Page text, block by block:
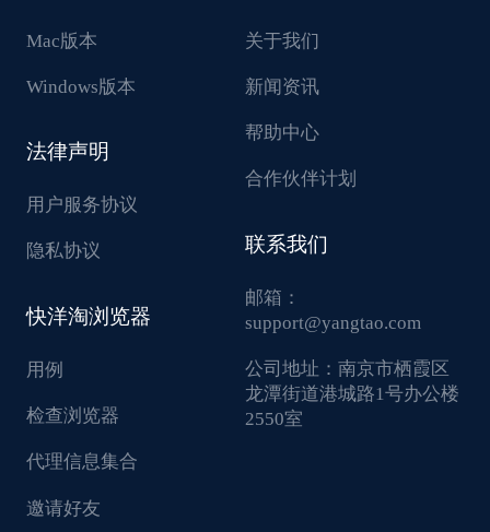
Mac版本
Windows版本
法律声明
用户服务协议
隐私协议
快洋淘浏览器
用例
检查浏览器
代理信息集合
邀请好友
关于我们
新闻资讯
帮助中心
合作伙伴计划
联系我们
邮箱：
support@yangtao.com
公司地址： 南京市栖霞区
龙潭街道港城路1号办公楼
2550室